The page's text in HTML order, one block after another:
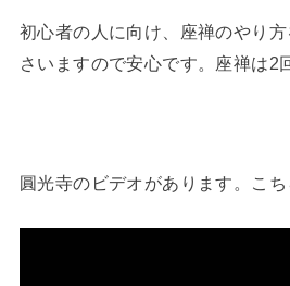
初心者の人に向け、座禅のやり
さいますので安心です。座禅は2
圓光寺のビデオがあります。こ